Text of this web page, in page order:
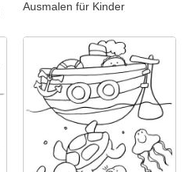
Ausmalen für Kinder